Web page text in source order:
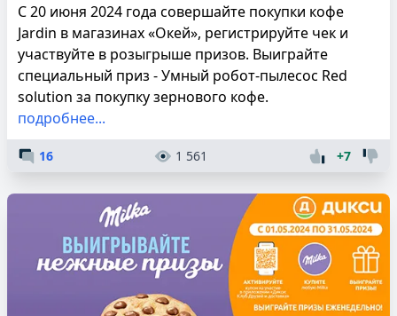
С 20 июня 2024 года совершайте покупки кофе
Jardin в магазинах «Окей», регистрируйте чек и
участвуйте в розыгрыше призов. Выиграйте
специальный приз - Умный робот-пылесос Red
solution за покупку зернового кофе.
подробнее...
16 1 561 +7